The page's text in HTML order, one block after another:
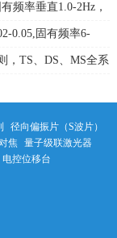
频率垂直1.0-2Hz，
0.05,固有频率6-
，TS、DS、MS全系
径向偏振片（S波片）
焦 量子级联激光器
电控位移台